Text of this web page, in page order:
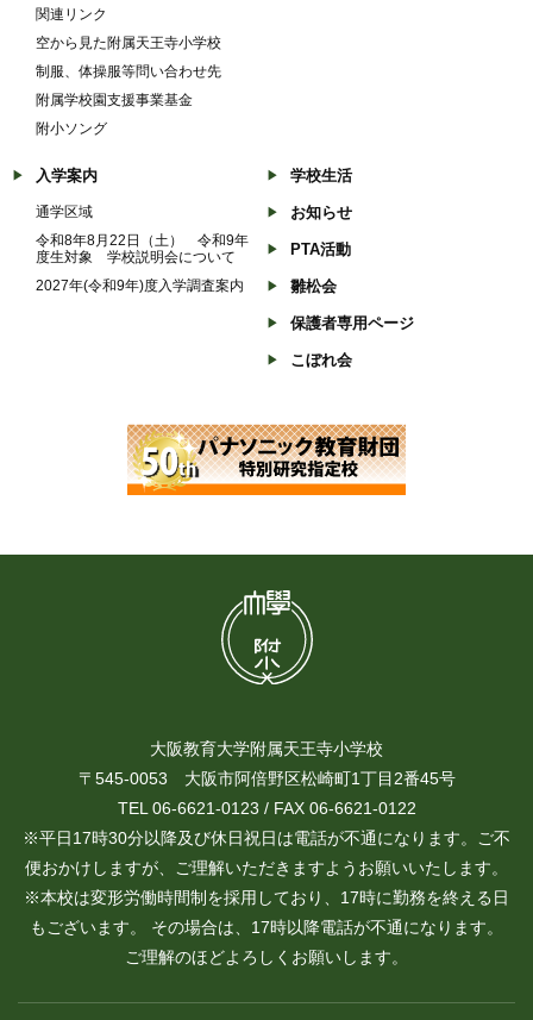
関連リンク
空から見た附属天王寺小学校
制服、体操服等問い合わせ先
附属学校園支援事業基金
附小ソング
入学案内
通学区域
令和8年8月22日（土） 令和9年
度生対象 学校説明会について
2027年(令和9年)度入学調査案内
学校生活
お知らせ
PTA活動
雛松会
保護者専用ページ
こぼれ会
大阪教育大学附属天王寺小学校
〒545-0053 大阪市阿倍野区松崎町1丁目2番45号
TEL 06-6621-0123 / FAX 06-6621-0122
※平日17時30分以降及び休日祝日は電話が不通になります。ご不
便おかけしますが、ご理解いただきますようお願いいたします。
※本校は変形労働時間制を採用しており、17時に勤務を終える日
もございます。 その場合は、17時以降電話が不通になります。
ご理解のほどよろしくお願いします。